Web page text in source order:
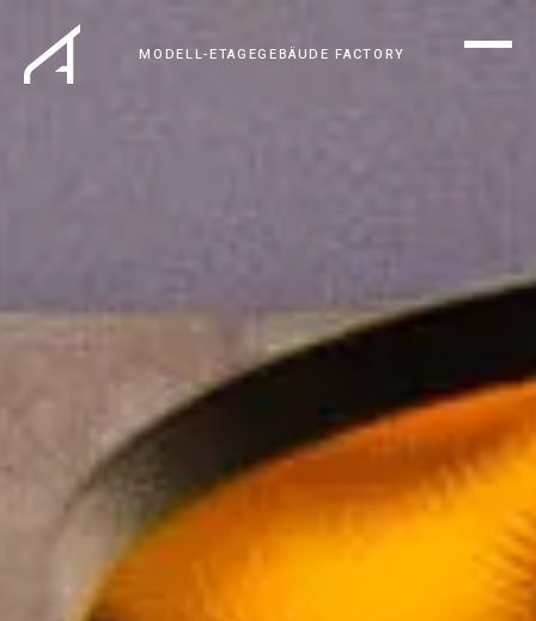
MODELL-ETAGEGEBÄUDE FACTORY